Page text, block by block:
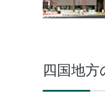
四国地